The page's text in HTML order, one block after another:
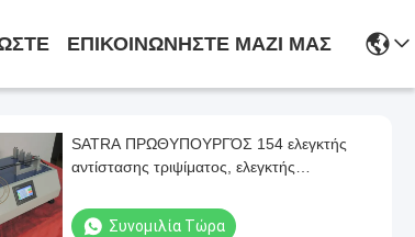
ΕΠΙΚΟΙΝΩΝΉΣΤΕ ΜΑΖΊ ΜΑΣ
SATRA ΠΡΩΘΥΠΟΥΡΓΌΣ 154 ελεγκτής
αντίστασης τριψίματος, ελεγκτής
ομάδων δοκιμής
Συνομιλία Τώρα